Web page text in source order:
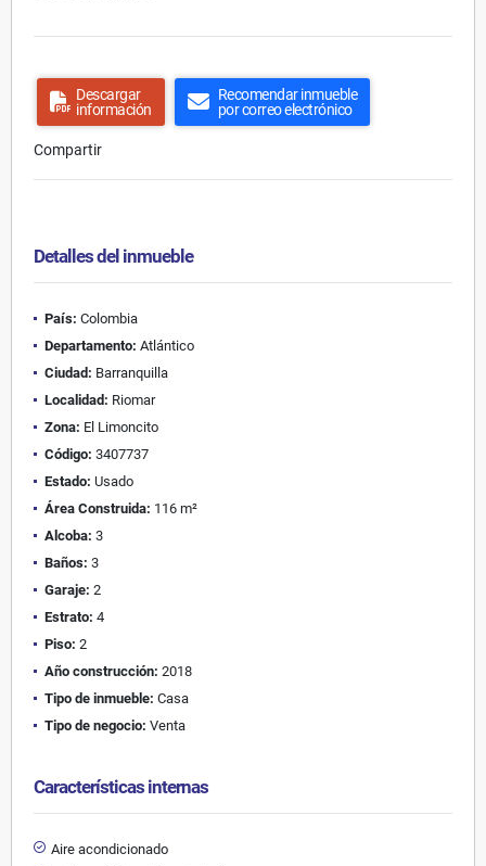
Descargar
información
Recomendar inmueble
por correo electrónico
Compartir
Detalles del inmueble
País: Colombia
Departamento: Atlántico
Ciudad: Barranquilla
Localidad: Riomar
Zona: El Limoncito
Código: 3407737
Estado: Usado
Área Construida: 116 m²
Alcoba: 3
Baños: 3
Garaje: 2
Estrato: 4
Piso: 2
Año construcción: 2018
Tipo de inmueble: Casa
Tipo de negocio: Venta
Características internas
Aire acondicionado